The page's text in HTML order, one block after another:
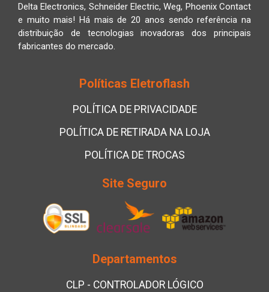
Delta Electronics, Schneider Electric, Weg, Phoenix Contact
e muito mais! Há mais de 20 anos sendo referência na
distribuição de tecnologias inovadoras dos principais
fabricantes do mercado.
Políticas Eletroflash
POLÍTICA DE PRIVACIDADE
POLÍTICA DE RETIRADA NA LOJA
POLÍTICA DE TROCAS
Site Seguro
Departamentos
CLP - CONTROLADOR LÓGICO